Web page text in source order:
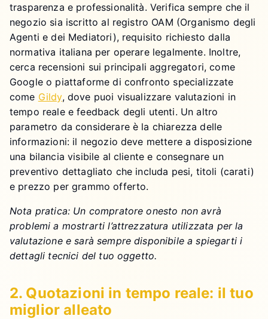
trasparenza e professionalità. Verifica sempre che il
negozio sia iscritto al registro OAM (Organismo degli
Agenti e dei Mediatori), requisito richiesto dalla
normativa italiana per operare legalmente. Inoltre,
cerca recensioni sui principali aggregatori, come
Google o piattaforme di confronto specializzate
come Gildy, dove puoi visualizzare valutazioni in
tempo reale e feedback degli utenti. Un altro
parametro da considerare è la chiarezza delle
informazioni: il negozio deve mettere a disposizione
una bilancia visibile al cliente e consegnare un
preventivo dettagliato che includa pesi, titoli (carati)
e prezzo per grammo offerto.
Nota pratica: Un compratore onesto non avrà
problemi a mostrarti l’attrezzatura utilizzata per la
valutazione e sarà sempre disponibile a spiegarti i
dettagli tecnici del tuo oggetto.
2. Quotazioni in tempo reale: il tuo
miglior alleato